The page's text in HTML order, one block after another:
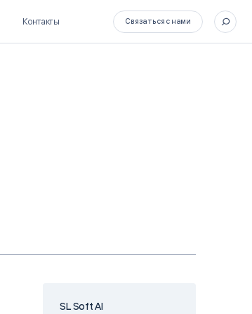
Контакты Связаться с нами
SL Soft AI